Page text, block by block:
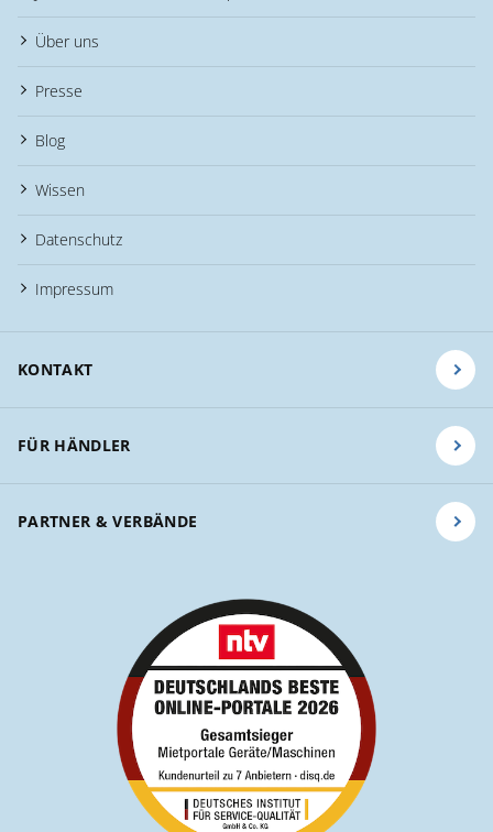
Über uns
Presse
Blog
Wissen
Datenschutz
Impressum
KONTAKT
FÜR HÄNDLER
PARTNER & VERBÄNDE